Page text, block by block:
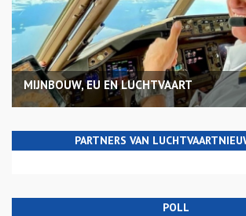
MIJNBOUW, EU EN LUCHTVAART
PARTNERS VAN
POLL